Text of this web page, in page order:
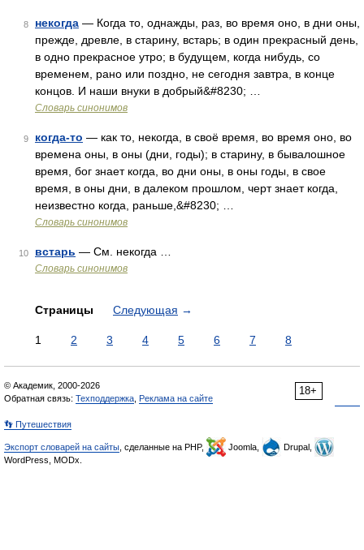
8 некогда — Когда то, однажды, раз, во время оно, в дни оны,
прежде, древле, в старину, встарь; в один прекрасный день,
в одно прекрасное утро; в будущем, когда нибудь, со
временем, рано или поздно, не сегодня завтра, в конце
концов. И наши внуки в добрый&#8230; …
Словарь синонимов
9 когда-то — как то, некогда, в своё время, во время оно, во
времена оны, в оны (дни, годы); в старину, в бывалошное
время, бог знает когда, во дни оны, в оны годы, в свое
время, в оны дни, в далеком прошлом, черт знает когда,
неизвестно когда, раньше,&#8230; …
Словарь синонимов
10 встарь — См. некогда …
Словарь синонимов
Страницы Следующая →
1 2 3 4 5 6 7 8
18+
© Академик, 2000-2026
Обратная связь: Техподдержка Реклама на сайте
👣 Путешествия
Экспорт словарей на сайты , сделанные на PHP, Joomla,
Drupal,
WordPress, MODx.